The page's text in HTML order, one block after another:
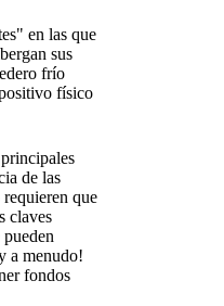
en las que
sus
frío
físico
de las
que
claves
a menudo!
fondos